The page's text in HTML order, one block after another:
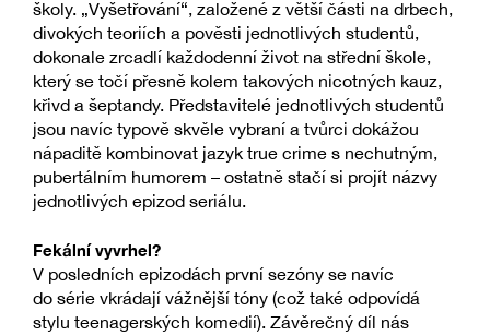
školy. „Vyšetřování“, založené z větší části na drbech,
divokých teoriích a pověsti jednotlivých studentů,
dokonale zrcadlí každodenní život na střední škole,
který se točí přesně kolem takových nicotných kauz,
křivd a šeptandy. Představitelé jednotlivých studentů
jsou navíc typově skvěle vybraní a tvůrci dokážou
nápaditě kombinovat jazyk true crime s nechutným,
pubertálním humorem – ostatně stačí si projít názvy
jednotlivých epizod seriálu.
Fekální vyvrhel?
V posledních epizodách první sezóny se navíc
do série vkrádají vážnější tóny (což také odpovídá
stylu teenagerských komedií). Závěrečný díl nás